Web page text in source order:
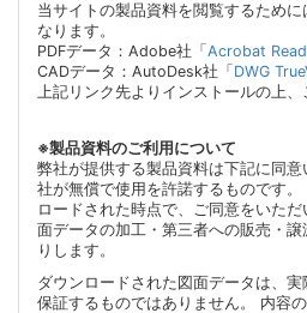
当サイトの製品資料を閲覧するため
なります。
PDFデータ：Adobe社「 Acrobat
CADデータ：AutoDesk社「 DWG
上記リンク先よりインストールの上、
※製品資料のご利用について
弊社が提供する製品資料は下記に同
社が無償で使用を許諾するものです
ロードされた時点で、ご同意をいた
面データの加工・第三者への販売・
りします。
ダウンロードされた図面データは、
保証するものではありません。 内容